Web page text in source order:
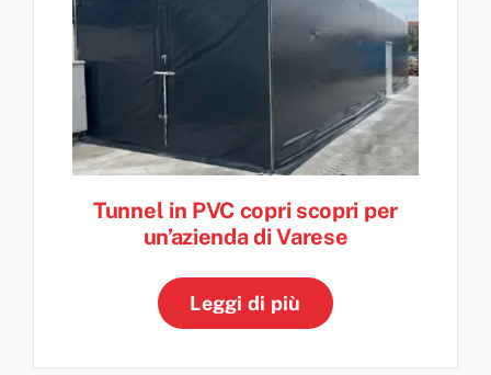
Tunnel in PVC copri scopri per
un’azienda di Varese
Leggi di più